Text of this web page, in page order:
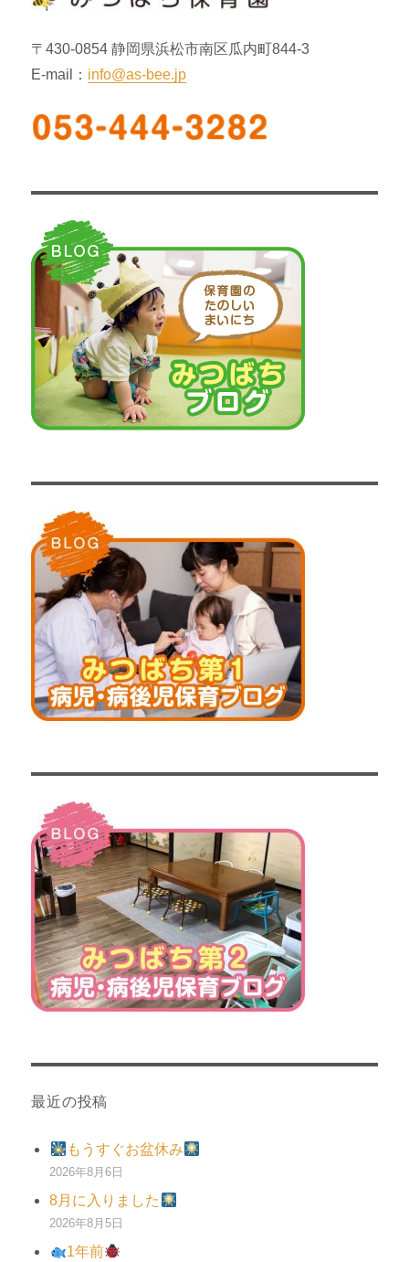
ン
〒430-0854 静岡県浜松市南区瓜内町844-3
E-mail： info@as-bee.jp
最近の投稿
もうすぐお盆休み
2026年8月6日
8月に入りました
2026年8月5日
1年前